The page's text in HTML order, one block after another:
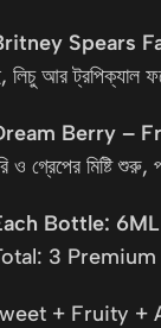
Spears
লিচু আর ট্রপিক্যাল
Berry –
ও গ্রেপের মিষ্টি
Bottle: 6ML
3
+ Fruity +